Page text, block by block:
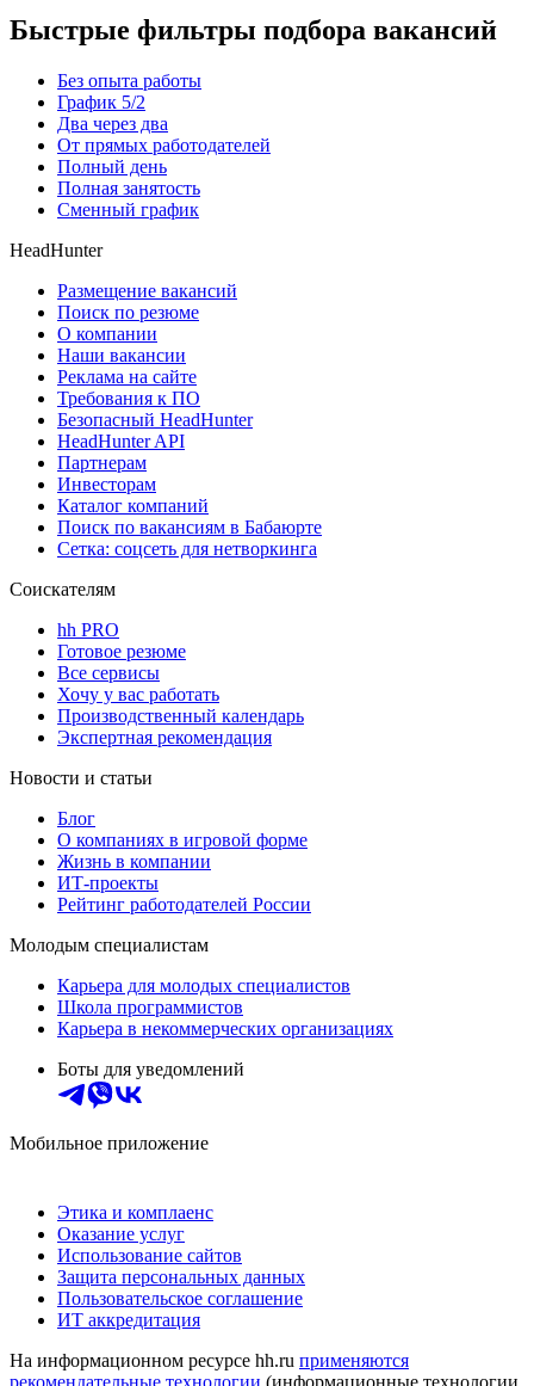
Быстрые фильтры подбора вакансий
Без опыта работы
График 5/2
Два через два
От прямых работодателей
Полный день
Полная занятость
Сменный график
HeadHunter
Размещение вакансий
Поиск по резюме
О компании
Наши вакансии
Реклама на сайте
Требования к ПО
Безопасный HeadHunter
HeadHunter API
Партнерам
Инвесторам
Каталог компаний
Поиск по вакансиям в Бабаюрте
Сетка: соцсеть для нетворкинга
Соискателям
hh PRO
Готовое резюме
Все сервисы
Хочу у вас работать
Производственный календарь
Экспертная рекомендация
Новости и статьи
Блог
О компаниях в игровой форме
Жизнь в компании
ИТ-проекты
Рейтинг работодателей России
Молодым специалистам
Карьера для молодых специалистов
Школа программистов
Карьера в некоммерческих организациях
Боты для уведомлений
Мобильное приложение
Этика и комплаенс
Оказание услуг
Использование сайтов
Защита персональных данных
Пользовательское соглашение
ИТ аккредитация
На информационном ресурсе hh.ru применяются
рекомендательные технологии (информационные технологии